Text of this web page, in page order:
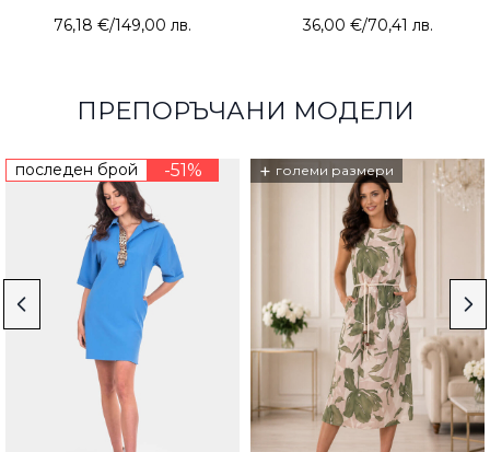
76,18 €/149,00 лв. 36,00 €/70,41 лв.
ПРЕПОРЪЧАНИ МОДЕЛИ
последен брой -51% + големи размери